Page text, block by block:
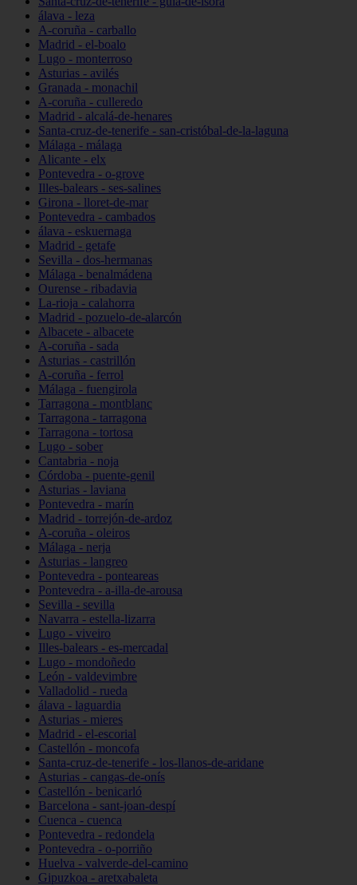
álava - leza
A-coruña - carballo
Madrid - el-boalo
Lugo - monterroso
Asturias - avilés
Granada - monachil
A-coruña - culleredo
Madrid - alcalá-de-henares
Santa-cruz-de-tenerife - san-cristóbal-de-la-laguna
Málaga - málaga
Alicante - elx
Pontevedra - o-grove
Illes-balears - ses-salines
Girona - lloret-de-mar
Pontevedra - cambados
álava - eskuernaga
Madrid - getafe
Sevilla - dos-hermanas
Málaga - benalmádena
Ourense - ribadavia
La-rioja - calahorra
Madrid - pozuelo-de-alarcón
Albacete - albacete
A-coruña - sada
Asturias - castrillón
A-coruña - ferrol
Málaga - fuengirola
Tarragona - montblanc
Tarragona - tarragona
Tarragona - tortosa
Lugo - sober
Cantabria - noja
Córdoba - puente-genil
Asturias - laviana
Pontevedra - marín
Madrid - torrejón-de-ardoz
A-coruña - oleiros
Málaga - nerja
Asturias - langreo
Pontevedra - ponteareas
Pontevedra - a-illa-de-arousa
Sevilla - sevilla
Navarra - estella-lizarra
Lugo - viveiro
Illes-balears - es-mercadal
Lugo - mondoñedo
León - valdevimbre
Valladolid - rueda
álava - laguardia
Asturias - mieres
Madrid - el-escorial
Castellón - moncofa
Santa-cruz-de-tenerife - los-llanos-de-aridane
Asturias - cangas-de-onís
Castellón - benicarló
Barcelona - sant-joan-despí
Cuenca - cuenca
Pontevedra - redondela
Pontevedra - o-porriño
Huelva - valverde-del-camino
Gipuzkoa - aretxabaleta